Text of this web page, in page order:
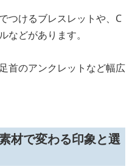
つけるブレスレットや、C
などがあります。
首のアンクレットなど幅広
材で変わる印象と選